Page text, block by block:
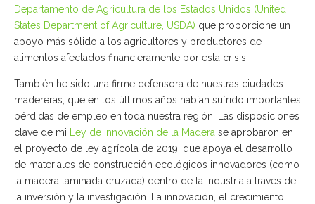
Departamento de Agricultura de los Estados Unidos (United
States Department of Agriculture, USDA) que proporcione un
apoyo más sólido a los agricultores y productores de
alimentos afectados financieramente por esta crisis.
También he sido una firme defensora de nuestras ciudades
madereras, que en los últimos años habían sufrido importantes
pérdidas de empleo en toda nuestra región. Las disposiciones
clave de mi
Ley de Innovación de la Madera se aprobaron en
el proyecto de ley agrícola de 2019, que apoya el desarrollo
de materiales de construcción ecológicos innovadores (como
la madera laminada cruzada) dentro de la industria a través de
la inversión y la investigación. La innovación, el crecimiento